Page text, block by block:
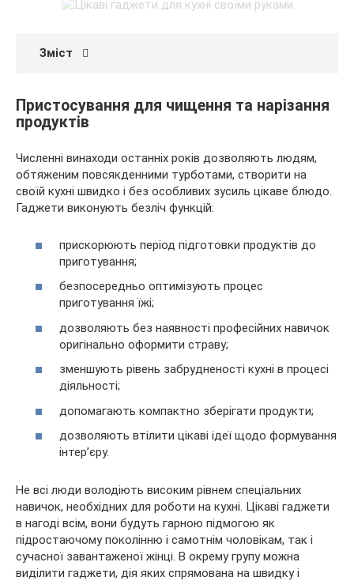
Зміст
Пристосування для чищення та нарізання
продуктів
Численні винаходи останніх років дозволяють людям,
обтяженим повсякденними турботами, створити на
своїй кухні швидко і без особливих зусиль цікаве блюдо.
Гаджети виконують безліч функцій:
прискорюють період підготовки продуктів до
приготування;
безпосередньо оптимізують процес
приготування їжі;
дозволяють без наявності професійних навичок
оригінально оформити страву;
зменшують рівень забрудненості кухні в процесі
діяльності;
допомагають компактно зберігати продукти;
дозволяють втілити цікаві ідеї щодо формування
інтер’єру.
Не всі люди володіють високим рівнем спеціальних
навичок, необхідних для роботи на кухні. Цікаві гаджети
в нагоді всім, вони будуть гарною підмогою як
підростаючому поколінню і самотнім чоловікам, так і
сучасної завантаженої жінці. В окрему групу можна
виділити гаджети, дія яких спрямована на швидку і